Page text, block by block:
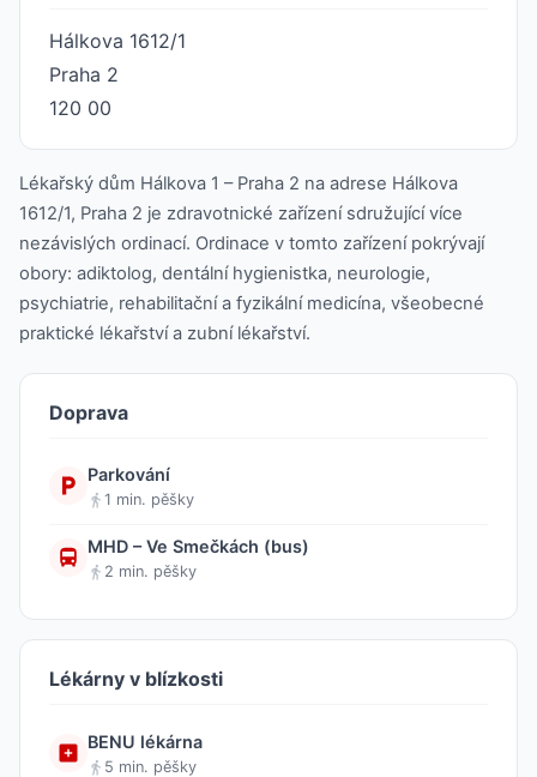
Hálkova 1612/1
Praha 2
120 00
Lékařský dům Hálkova 1 – Praha 2 na adrese Hálkova
1612/1, Praha 2 je zdravotnické zařízení sdružující více
nezávislých ordinací. Ordinace v tomto zařízení pokrývají
obory: adiktolog, dentální hygienistka, neurologie,
psychiatrie, rehabilitační a fyzikální medicína, všeobecné
praktické lékařství a zubní lékařství.
Doprava
Parkování
1 min. pěšky
MHD – Ve Smečkách (bus)
2 min. pěšky
Lékárny v blízkosti
BENU lékárna
5 min. pěšky